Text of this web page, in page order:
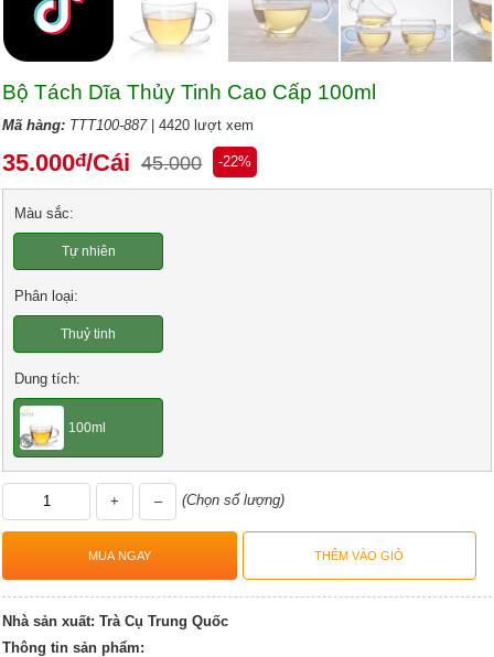
Bộ Tách Dĩa Thủy Tinh Cao Cấp 100ml
Mã hàng: TTT100-887| 4420 lượt xem
35.000đ/Cái 45.000 -22%
Màu sắc:
Tự nhiên
Phân loại:
Thuỷ tinh
Dung tích:
100ml
+ – (Chọn số lượng)
Nhà sản xuất: Trà Cụ Trung Quốc
Thông tin sản phẩm: